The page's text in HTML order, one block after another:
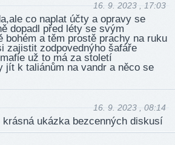
16. 9. 2023 , 17:03
co naplat účty a opravy se
dopadl před léty se svým
bohém a těm prostě prachy na ruku
zajistit zodpovednýho šafáře
už to má za století
jít k taliánům na vandr a něco se
16. 9. 2023 , 08:14
krásná ukázka bezcenných diskusí